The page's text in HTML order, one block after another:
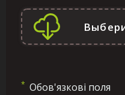
* Обов'язкові поля